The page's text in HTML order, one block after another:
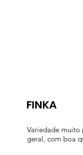
FINKA
Variedade muito
geral, com boa